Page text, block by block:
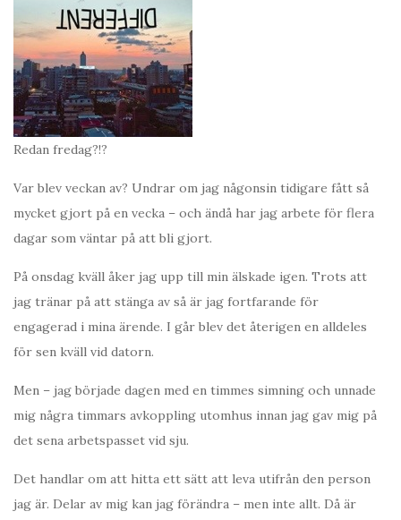
Redan fredag?!?
Var blev veckan av? Undrar om jag någonsin tidigare fått så
mycket gjort på en vecka – och ändå har jag arbete för flera
dagar som väntar på att bli gjort.
På onsdag kväll åker jag upp till min älskade igen. Trots att
jag tränar på att stänga av så är jag fortfarande för
engagerad i mina ärende. I går blev det återigen en alldeles
för sen kväll vid datorn.
Men – jag började dagen med en timmes simning och unnade
mig några timmars avkoppling utomhus innan jag gav mig på
det sena arbetspasset vid sju.
Det handlar om att hitta ett sätt att leva utifrån den person
jag är. Delar av mig kan jag förändra – men inte allt. Då är